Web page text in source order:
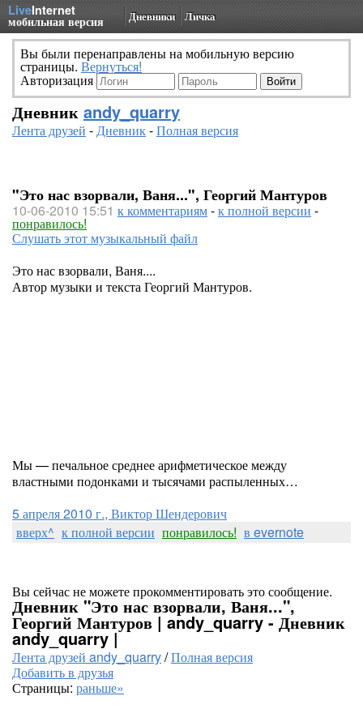
LiveInternet
мобильная версия Дневники Личка
Вы были перенаправлены на мобильную версию
страницы. Вернуться!
Авторизация
Дневник andy_quarry
Лента друзей -Дневник-Полная версия
"Это нас взорвали, Ваня...", Георгий Мантуров
10-06-2010 15:51 к комментариям-к полной версии -
понравилось!
Слушать этот музыкальный файл
Это нас взорвали, Ваня....
Автор музыки и текста Георгий Мантуров.
Мы — печальное среднее арифметическое между
властными подонками и тысячами распыленных…
5 апреля 2010 г., Виктор Шендерович
вверх^ к полной версии понравилось! в evernote
Вы сейчас не можете прокомментировать это сообщение.
Дневник "Это нас взорвали, Ваня...",
Георгий Мантуров | andy_quarry - Дневник
andy_quarry |
Лента друзей andy_quarry/Полная версия
Добавить в друзья
Страницы: раньше»